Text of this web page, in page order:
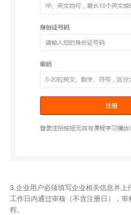
3.企业用户必须填写企业相关信息并上
工作日内通过审核（不含注册日），
程。